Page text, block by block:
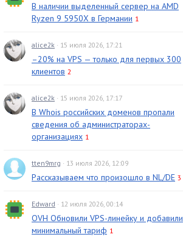
В наличии выделенный сервер на AMD
Ryzen 9 5950X в Германии 1
alice2k · 15 июля 2026, 17:21
–20% на VPS — только для первых 300
клиентов 2
alice2k · 15 июля 2026, 17:17
В Whois российских доменов пропали
сведения об администраторах-
организациях 1
tten9mrg · 13 июля 2026, 12:09
Рассказываем что произошло в NL/DE 3
Edward · 12 июля 2026, 00:14
OVH Обновили VPS-линейку и добавили
минимальный тариф 1